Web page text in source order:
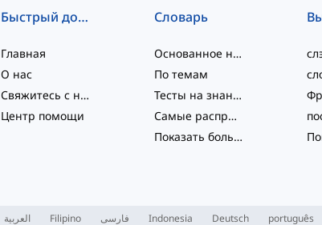
Быстрый доступ
Главная
О нас
Свяжитесь с нами
Центр помощи
Словарь
Основанное на уровне
По темам
Тесты на знание языка
Самые распространённые
Показать больше
العربية Filipino فارسی Indonesia Deutsch português